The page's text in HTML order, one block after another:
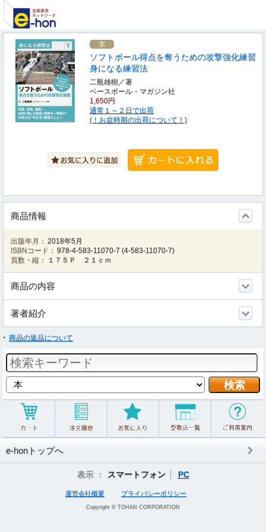
ソフトボール得点を奪うための攻撃強化練習
身になる練習法
二瓶雄樹／著
ベースボール・マガジン社
1,650円
通常１～２日で出荷
(！お盆時期の出荷について！)
商品情報
出版年月： 2018年5月
ISBNコード： 978-4-583-11070-7 (4-583-11070-7)
頁数・縦：
１７５Ｐ ２１ｃｍ
商品の内容
著者紹介
商品の返品について
e-honトップへ
表示 ： スマートフォン PC
運営会社概要 プライバシーポリシー
Copyright © TOHAN CORPORATION